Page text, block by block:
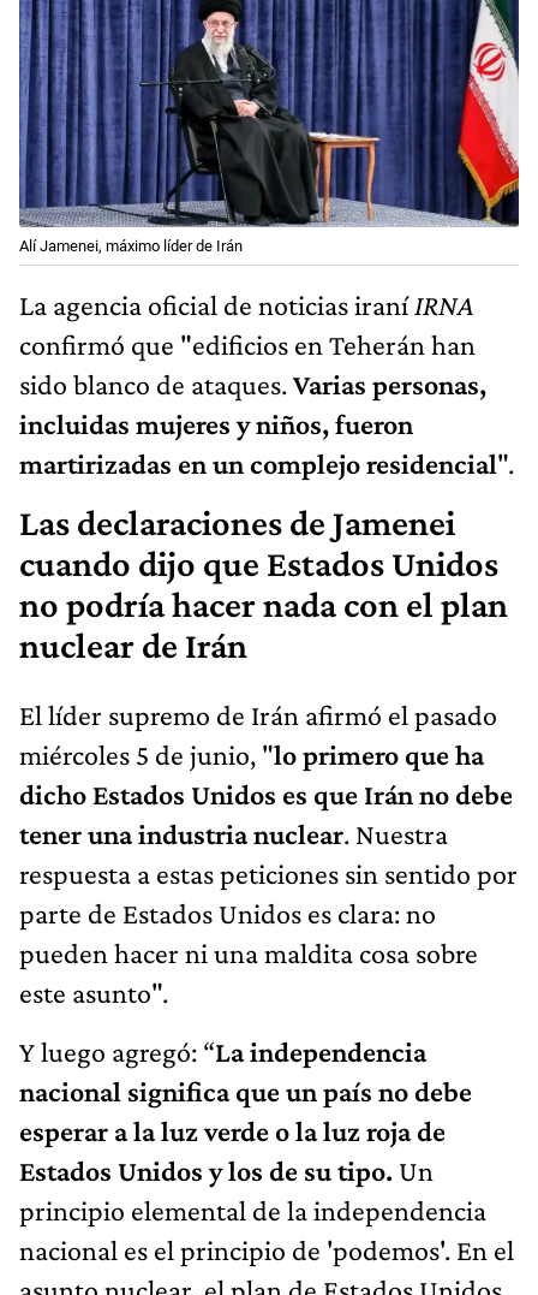
Alí Jamenei, máximo líder de Irán
La agencia oficial de noticias iraníIRNA
confirmó que "edificios en Teherán han
sido blanco de ataques.Varias personas,
incluidas mujeres y niños, fueron
martirizadas en un complejo residencial".
Las declaraciones de Jamenei
cuando dijo que Estados Unidos
no podría hacer nada con el plan
nuclear de Irán
El líder supremo de Irán afirmó el pasado
miércoles 5 de junio, "lo primero que ha
dicho Estados Unidos es que Irán no debe
tener una industria nuclear. Nuestra
respuesta a estas peticiones sin sentido por
parte de Estados Unidos es clara: no
pueden hacer ni una maldita cosa sobre
este asunto".
Y luego agregó: “La independencia
nacional significa que un país no debe
esperar a la luz verde o la luz roja de
Estados Unidos y los de su tipo. Un
principio elemental de la independencia
nacional es el principio de 'podemos'. En el